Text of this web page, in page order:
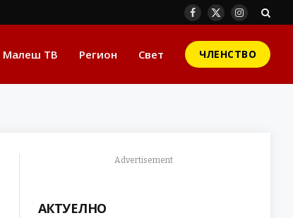
Facebook
X
Instagram
Малеш ТВ Регион Свет ЧЛЕНСТВО
Advertisement
АКТУЕЛНО